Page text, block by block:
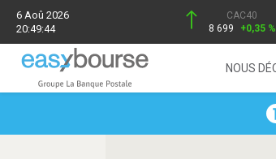
6 Aoû 2026
20:49:44
CAC40
8 699
+0,35 %
NOUS